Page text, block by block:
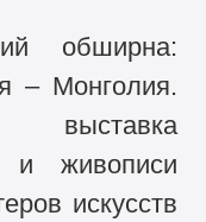
обширна:
– Монголия.
выставка
и живописи
искусств